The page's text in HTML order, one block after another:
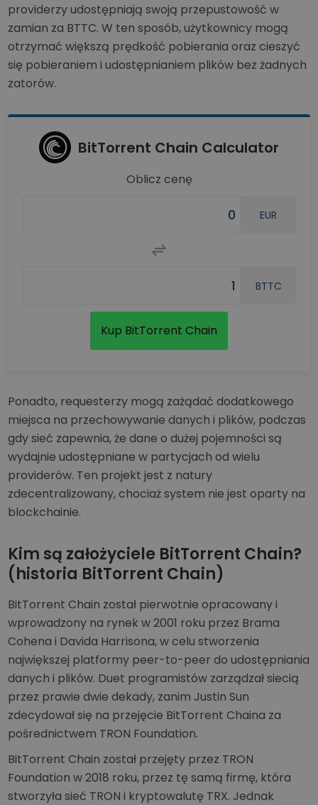
providerzy udostępniają swoją przepustowość w
zamian za BTTC. W ten sposób, użytkownicy mogą
otrzymać większą prędkość pobierania oraz cieszyć
się pobieraniem i udostępnianiem plików bez żadnych
zatorów.
BitTorrent Chain Calculator
Oblicz cenę
EUR
BTTC
Kup BitTorrent Chain
Ponadto, requesterzy mogą zażądać dodatkowego
miejsca na przechowywanie danych i plików, podczas
gdy sieć zapewnia, że dane o dużej pojemności są
wydajnie udostępniane w partycjach od wielu
providerów. Ten projekt jest z natury
zdecentralizowany, chociaż system nie jest oparty na
blockchainie.
Kim są założyciele BitTorrent Chain?
(historia BitTorrent Chain)
BitTorrent Chain został pierwotnie opracowany i
wprowadzony na rynek w 2001 roku przez Brama
Cohena i Davida Harrisona, w celu stworzenia
największej platformy peer-to-peer do udostępniania
danych i plików. Duet programistów zarządzał siecią
przez prawie dwie dekady, zanim Justin Sun
zdecydował się na przejęcie BitTorrent Chaina za
pośrednictwem TRON Foundation.
BitTorrent Chain został przejęty przez TRON
Foundation w 2018 roku, przez tę samą firmę, która
stworzyła sieć TRON i kryptowalutę TRX. Jednak